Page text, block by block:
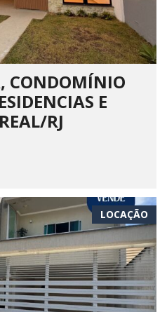
CONDOMÍNIO
E
RJ
LOCAÇÃO